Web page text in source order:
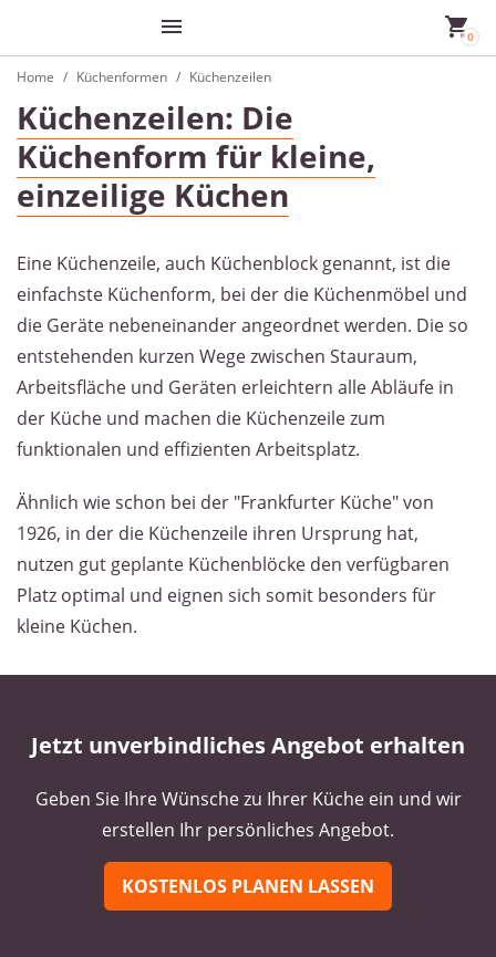
Home Küchenformen Küchenzeilen
Küchenzeilen: Die
Küchenform für kleine,
einzeilige Küchen
Eine Küchenzeile, auch Küchenblock genannt, ist die
einfachste Küchenform, bei der die Küchenmöbel und
die Geräte nebeneinander angeordnet werden. Die so
entstehenden kurzen Wege zwischen Stauraum,
Arbeitsfläche und Geräten erleichtern alle Abläufe in
der Küche und machen die Küchenzeile zum
funktionalen und effizienten Arbeitsplatz.
Ähnlich wie schon bei der "Frankfurter Küche" von
1926, in der die Küchenzeile ihren Ursprung hat,
nutzen gut geplante Küchenblöcke den verfügbaren
Platz optimal und eignen sich somit besonders für
kleine Küchen.
Jetzt unverbindliches Angebot erhalten
Geben Sie Ihre Wünsche zu Ihrer Küche ein und wir
erstellen Ihr persönliches Angebot.
KOSTENLOS PLANEN LASSEN